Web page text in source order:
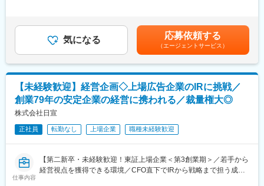
れる→権利調整→権利関係をシンプルにして、物件の価値を高め
て売却する事業です。
・現在注力しているのが「地域創生事業」です。都心から離れて
いる物件をリノベーションをして収益を生む物件にする事業を強
化していきたいと考えております。プロジェクトを担当いただく
際は、企画部分だけではなく、事業の動き出しの部分にも参加い
ただきます。
変更の範囲：会社の定める業務
■当ポジションの魅力：
◎教育体制
◎就業環境
土日祝休み・年間休日120日。マイカー通勤可能、転勤も当面な
し。福利厚生も充実しています。
◎想定されるキャリアパス
す。
◎当社の魅力
と成長性を両立
気になる 応募依頼する
（エージェントサービス）
【未経験歓迎】経営企画◇上場広告企業のIRに挑戦／
創業79年の安定企業の経営に携われる／裁量権大◎
株式会社日宣
正社員 転勤なし 上場企業 職種未経験歓迎
仕事内容
【第二新卒・未経験歓迎！東証上場企業＜第3創業期＞／若手から
経営視点を獲得できる環境／CFO直下でIRから戦略まで担う成長